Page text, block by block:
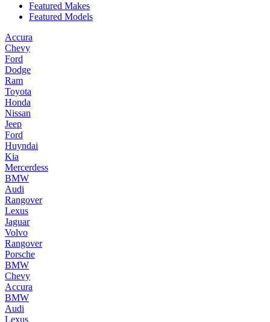
Featured Makes
Featured Models
Accura
Chevy
Ford
Dodge
Ram
Toyota
Honda
Nissan
Jeep
Ford
Huyndai
Kia
Mercerdess
BMW
Audi
Rangover
Lexus
Jaguar
Volvo
Rangover
Porsche
BMW
Chevy
Accura
BMW
Audi
Lexus